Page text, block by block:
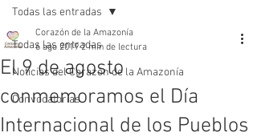
Todas las entradas
Noticias del Corazón de la Amazonía
Convocatorias
Todas las entradas
El 9 de agosto
conmemoramos el Día
Internacional de los Pueblos
Corazón de la Amazonía
6 ago 2019 2 min de lectura